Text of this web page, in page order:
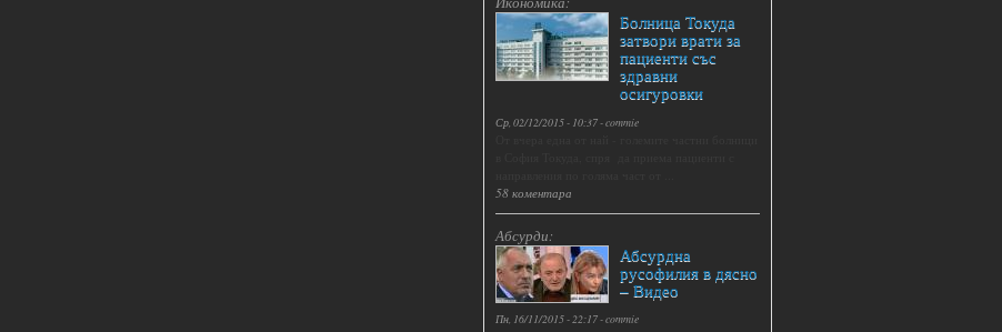
Болница Токуда
затвори врати за
пациенти със
здравни
осигуровки
Ср, 02/12/2015 - 10:37-commie
58 коментара
Абсурди:
Абсурдна
русофилия в дясно
– Видео
Пн, 16/11/2015 - 22:17-commie